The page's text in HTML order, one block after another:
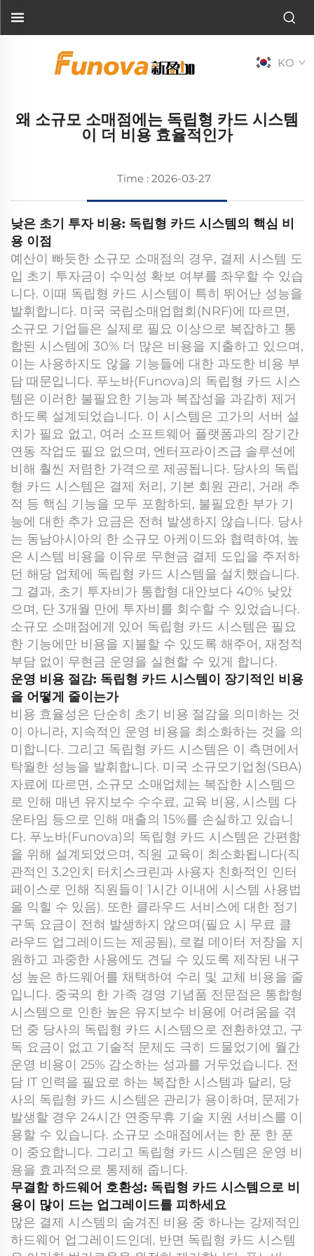
KO
왜 소규모 소매점에는 독립형 카드 시스템
이 더 비용 효율적인가
Time : 2026-03-27
낮은 초기 투자 비용: 독립형 카드 시스템의 핵심 비
용 이점
예산이 빠듯한 소규모 소매점의 경우, 결제 시스템 도
입 초기 투자금이 수익성 확보 여부를 좌우할 수 있습
니다. 이때 독립형 카드 시스템이 특히 뛰어난 성능을
발휘합니다. 미국 국립소매업협회(NRF)에 따르면,
소규모 기업들은 실제로 필요 이상으로 복잡하고 통
합된 시스템에 30% 더 많은 비용을 지출하고 있으며,
이는 사용하지도 않을 기능들에 대한 과도한 비용 부
담 때문입니다. 푸노바(Funova)의 독립형 카드 시스
템은 이러한 불필요한 기능과 복잡성을 과감히 제거
하도록 설계되었습니다. 이 시스템은 고가의 서버 설
치가 필요 없고, 여러 소프트웨어 플랫폼과의 장기간
연동 작업도 필요 없으며, 엔터프라이즈급 솔루션에
비해 훨씬 저렴한 가격으로 제공됩니다. 당사의 독립
형 카드 시스템은 결제 처리, 기본 회원 관리, 거래 추
적 등 핵심 기능을 모두 포함하되, 불필요한 부가 기
능에 대한 추가 요금은 전혀 발생하지 않습니다. 당사
는 동남아시아의 한 소규모 아케이드와 협력하여, 높
은 시스템 비용을 이유로 무현금 결제 도입을 주저하
던 해당 업체에 독립형 카드 시스템을 설치했습니다.
그 결과, 초기 투자비가 통합형 대안보다 40% 낮았
으며, 단 3개월 만에 투자비를 회수할 수 있었습니다.
소규모 소매점에게 있어 독립형 카드 시스템은 필요
한 기능에만 비용을 지불할 수 있도록 해주어, 재정적
부담 없이 무현금 운영을 실현할 수 있게 합니다.
운영 비용 절감: 독립형 카드 시스템이 장기적인 비용
을 어떻게 줄이는가
비용 효율성은 단순히 초기 비용 절감을 의미하는 것
이 아니라, 지속적인 운영 비용을 최소화하는 것을 의
미합니다. 그리고 독립형 카드 시스템은 이 측면에서
탁월한 성능을 발휘합니다. 미국 소규모기업청(SBA)
자료에 따르면, 소규모 소매업체는 복잡한 시스템으
로 인해 매년 유지보수 수수료, 교육 비용, 시스템 다
운타임 등으로 인해 매출의 15%를 손실하고 있습니
다. 푸노바(Funova)의 독립형 카드 시스템은 간편함
을 위해 설계되었으며, 직원 교육이 최소화됩니다(직
관적인 3.2인치 터치스크린과 사용자 친화적인 인터
페이스로 인해 직원들이 1시간 이내에 시스템 사용법
을 익힐 수 있음). 또한 클라우드 서비스에 대한 정기
구독 요금이 전혀 발생하지 않으며(필요 시 무료 클
라우드 업그레이드는 제공됨), 로컬 데이터 저장을 지
원하고 과중한 사용에도 견딜 수 있도록 제작된 내구
성 높은 하드웨어를 채택하여 수리 및 교체 비용을 줄
입니다. 중국의 한 가족 경영 기념품 전문점은 통합형
시스템으로 인한 높은 유지보수 비용에 어려움을 겪
던 중 당사의 독립형 카드 시스템으로 전환하였고, 구
독 요금이 없고 기술적 문제도 극히 드물었기에 월간
운영 비용이 25% 감소하는 성과를 거두었습니다. 전
담 IT 인력을 필요로 하는 복잡한 시스템과 달리, 당
사의 독립형 카드 시스템은 관리가 용이하며, 문제가
발생할 경우 24시간 연중무휴 기술 지원 서비스를 이
용할 수 있습니다. 소규모 소매점에서는 한 푼 한 푼
이 중요합니다. 그리고 독립형 카드 시스템은 운영 비
용을 효과적으로 통제해 줍니다.
무결함 하드웨어 호환성: 독립형 카드 시스템으로 비
용이 많이 드는 업그레이드를 피하세요
많은 결제 시스템의 숨겨진 비용 중 하나는 강제적인
하드웨어 업그레이드인데, 반면 독립형 카드 시스템